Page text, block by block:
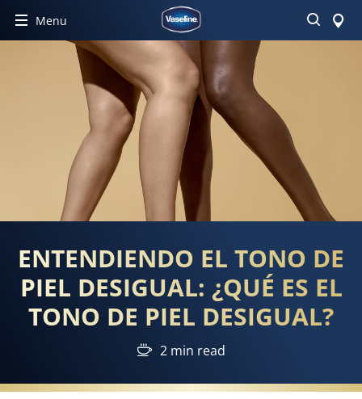
Menu Buscar
ENTENDIENDO EL TONO DE
PIEL DESIGUAL: ¿QUÉ ES EL
TONO DE PIEL DESIGUAL?
2 min read